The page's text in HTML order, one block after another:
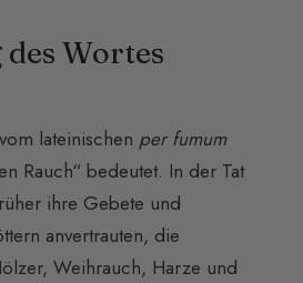
Wortes
lateinischen per fumum
Rauch“ bedeutet. In der Tat
ihre Gebete und
anvertrauten, die
Weihrauch, Harze und